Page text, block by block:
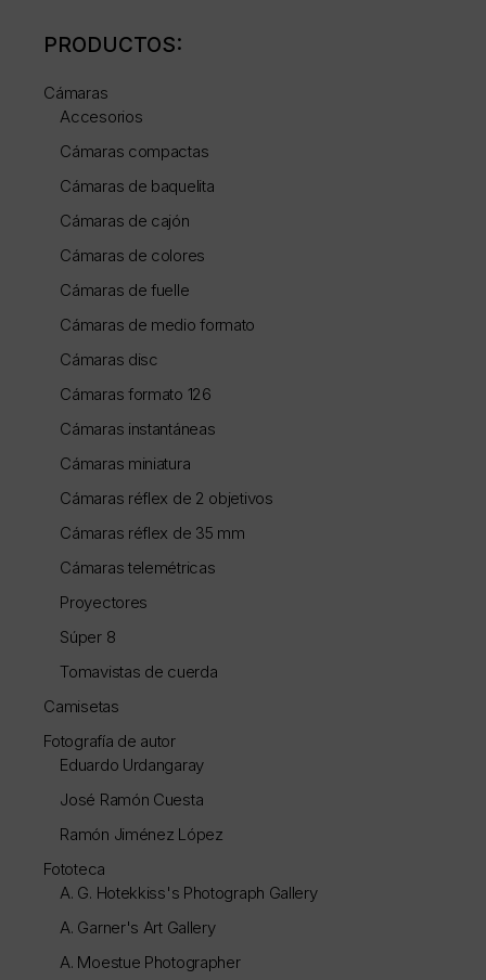
PRODUCTOS:
Cámaras
Accesorios
Cámaras compactas
Cámaras de baquelita
Cámaras de cajón
Cámaras de colores
Cámaras de fuelle
Cámaras de medio formato
Cámaras disc
Cámaras formato 126
Cámaras instantáneas
Cámaras miniatura
Cámaras réflex de 2 objetivos
Cámaras réflex de 35 mm
Cámaras telemétricas
Proyectores
Súper 8
Tomavistas de cuerda
Camisetas
Fotografía de autor
Eduardo Urdangaray
José Ramón Cuesta
Ramón Jiménez López
Fototeca
A. G. Hotekkiss's Photograph Gallery
A. Garner's Art Gallery
A. Moestue Photographer